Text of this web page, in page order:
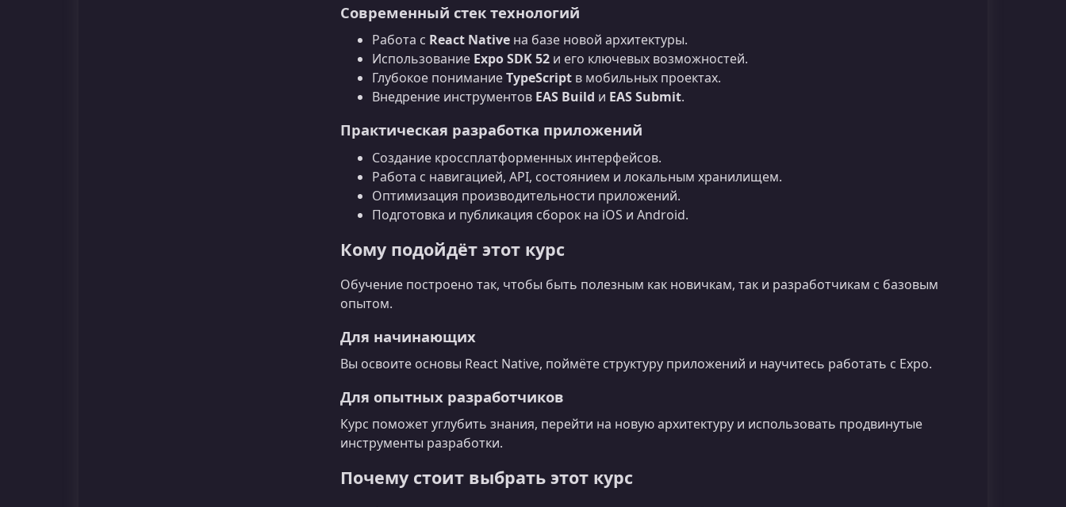
Современный стек технологий
Работа с React Native на базе новой архитектуры.
Использование Expo SDK 52 и его ключевых возможностей.
Глубокое пониманиеTypeScript в мобильных проектах.
Внедрение инструментов EAS Build и EAS Submit.
Практическая разработка приложений
Создание кроссплатформенных интерфейсов.
Работа с навигацией, API, состоянием и локальным хранилищем.
Оптимизация производительности приложений.
Подготовка и публикация сборок на iOS и Android.
Кому подойдёт этот курс
Обучение построено так, чтобы быть полезным как новичкам, так и разработчикам с базовым
опытом.
Для начинающих
Вы освоите основы React Native, поймёте структуру приложений и научитесь работать с Expo.
Для опытных разработчиков
Курс поможет углубить знания, перейти на новую архитектуру и использовать продвинутые
инструменты разработки.
Почему стоит выбрать этот курс